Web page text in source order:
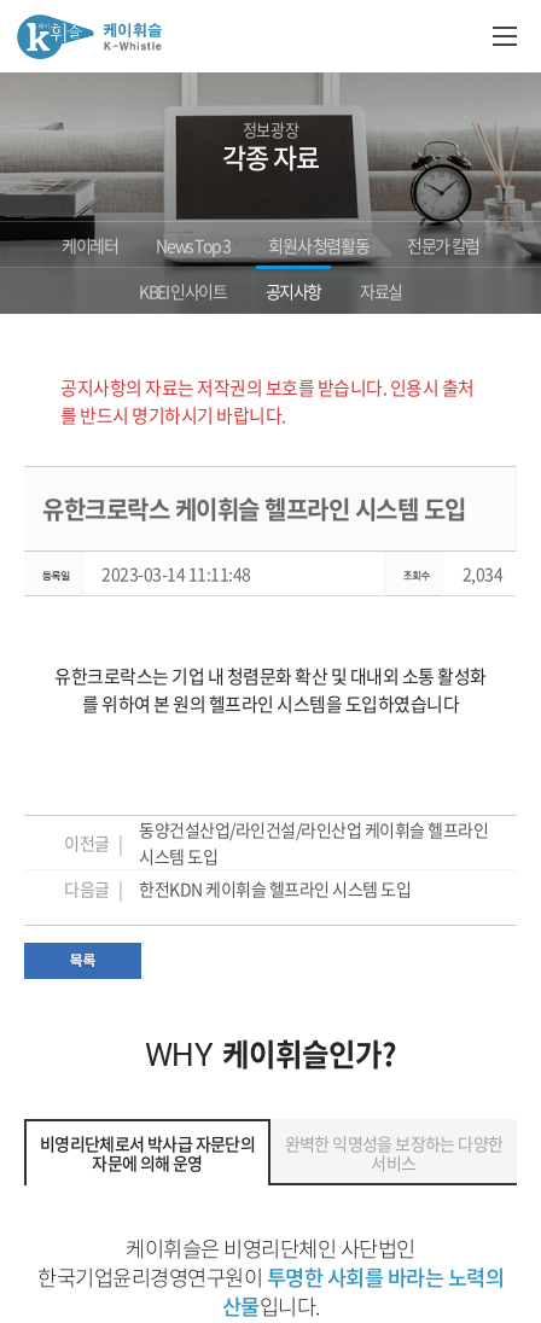
정보광장
각종 자료
케이레터 News Top 3 회원사 청렴활동
전문가 칼럼
KBEI 인사이트
공지사항 자료실
공지사항의 자료는 저작권의 보호를 받습니다. 인용시 출처
를 반드시 명기하시기 바랍니다.
유한크로락스 케이휘슬 헬프라인 시스템 도입
2023-03-14 11:11:48 2,034
유한크로락스는 기업 내 청렴문화 확산 및 대내외 소통 활성화
를 위하여 본 원의 헬프라인 시스템을 도입하였습니다
이전글 |
동양건설산업/라인건설/라인산업 케이휘슬 헬프라인
시스템 도입
다음글 |
한전KDN 케이휘슬 헬프라인 시스템 도입
WHY 케이휘슬인가?
비영리단체로서 박사급 자문단의
자문에 의해 운영
완벽한 익명성을 보장하는 다양한
서비스
케이휘슬은 비영리단체인 사단법인
한국기업윤리경영연구원이투명한 사회를 바라는 노력의
산물입니다.